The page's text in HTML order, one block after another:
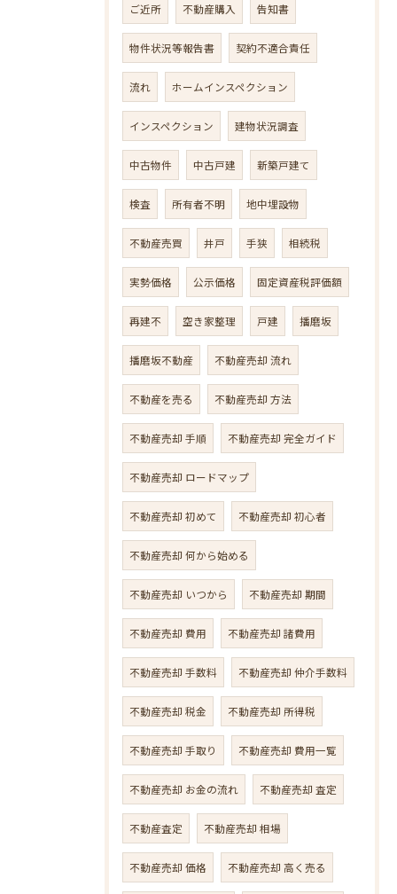
ご近所 不動産購入 告知書
物件状況等報告書 契約不適合責任
流れ ホームインスペクション
インスペクション 建物状況調査
中古物件 中古戸建 新築戸建て
検査 所有者不明 地中埋設物
不動産売買 井戸 手狭 相続税
実勢価格 公示価格 固定資産税評価額
再建不 空き家整理 戸建 播磨坂
播磨坂不動産 不動産売却 流れ
不動産を売る 不動産売却 方法
不動産売却 手順 不動産売却 完全ガイド
不動産売却 ロードマップ
不動産売却 初めて 不動産売却 初心者
不動産売却 何から始める
不動産売却 いつから 不動産売却 期間
不動産売却 費用 不動産売却 諸費用
不動産売却 手数料 不動産売却 仲介手数料
不動産売却 税金 不動産売却 所得税
不動産売却 手取り 不動産売却 費用一覧
不動産売却 お金の流れ 不動産売却 査定
不動産査定 不動産売却 相場
不動産売却 価格 不動産売却 高く売る